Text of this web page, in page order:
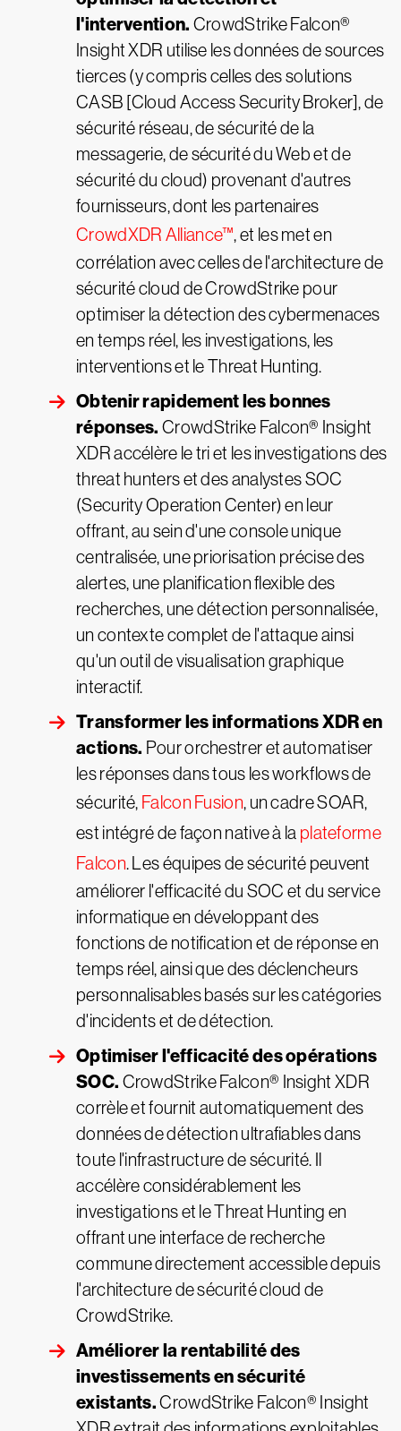
l'intervention. CrowdStrike Falcon®
Insight XDR utilise les données de sources
tierces (y compris celles des solutions
CASB [Cloud Access Security Broker], de
sécurité réseau, de sécurité de la
messagerie, de sécurité du Web et de
sécurité du cloud) provenant d'autres
fournisseurs, dont les partenaires
CrowdXDR Alliance™, et les met en
corrélation avec celles de l'architecture de
sécurité cloud de CrowdStrike pour
optimiser la détection des cybermenaces
en temps réel, les investigations, les
interventions et le Threat Hunting.
Obtenir rapidement les bonnes
réponses.CrowdStrike Falcon® Insight
XDR accélère le tri et les investigations des
threat hunters et des analystes SOC
(Security Operation Center) en leur
offrant, au sein d'une console unique
centralisée, une priorisation précise des
alertes, une planification flexible des
recherches, une détection personnalisée,
un contexte complet de l'attaque ainsi
qu'un outil de visualisation graphique
interactif.
Transformer les informations XDR en
actions. Pour orchestrer et automatiser
les réponses dans tous les workflows de
sécurité, Falcon Fusion, un cadre SOAR,
est intégré de façon native à la plateforme
Falcon. Les équipes de sécurité peuvent
améliorer l'efficacité du SOC et du service
informatique en développant des
fonctions de notification et de réponse en
temps réel, ainsi que des déclencheurs
personnalisables basés sur les catégories
d'incidents et de détection.
Optimiser l'efficacité des opérations
SOC. CrowdStrike Falcon® Insight XDR
corrèle et fournit automatiquement des
données de détection ultrafiables dans
toute l'infrastructure de sécurité. Il
accélère considérablement les
investigations et le Threat Hunting en
offrant une interface de recherche
commune directement accessible depuis
l'architecture de sécurité cloud de
CrowdStrike.
Améliorer la rentabilité des
investissements en sécurité
existants.CrowdStrike Falcon® Insight